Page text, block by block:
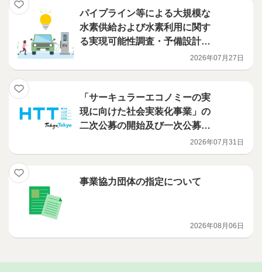
パイプライン等による大規模な
水素供給および水素利用に関す
る実現可能性調査・予備設計等
2026年07月27日
「サーキュラーエコノミーの実
現に向けた社会実装化事業」の
二次公募の開始及び一次公募の
2026年07月31日
事業協力団体の指定について
2026年08月06日